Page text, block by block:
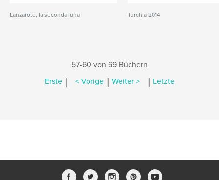
Lanzarote, la seconda luna Turchia 2014
57-60 von 69 Büchern
Erste | < Vorige | Weiter > | Letzte